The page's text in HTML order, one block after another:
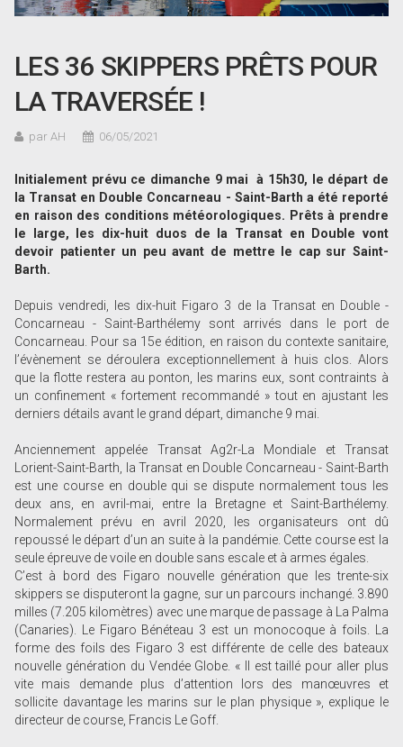
LES 36 SKIPPERS PRÊTS POUR
LA TRAVERSÉE !
par AH 06/05/2021
Initialement prévu ce dimanche 9 mai à 15h30, le départ de
la Transat en Double Concarneau - Saint-Barth a été reporté
en raison des conditions météorologiques. Prêts à prendre
le large, les dix-huit duos de la Transat en Double vont
devoir patienter un peu avant de mettre le cap sur Saint-
Barth.
Depuis vendredi, les dix-huit Figaro 3 de la Transat en Double -
Concarneau - Saint-Barthélemy sont arrivés dans le port de
Concarneau. Pour sa 15e édition, en raison du contexte sanitaire,
l’évènement se déroulera exceptionnellement à huis clos. Alors
que la flotte restera au ponton, les marins eux, sont contraints à
un confinement « fortement recommandé » tout en ajustant les
derniers détails avant le grand départ, dimanche 9 mai.
Anciennement appelée Transat Ag2r-La Mondiale et Transat
Lorient-Saint-Barth, la Transat en Double Concarneau - Saint-Barth
est une course en double qui se dispute normalement tous les
deux ans, en avril-mai, entre la Bretagne et Saint-Barthélemy.
Normalement prévu en avril 2020, les organisateurs ont dû
repoussé le départ d’un an suite à la pandémie. Cette course est la
seule épreuve de voile en double sans escale et à armes égales.
C’est à bord des Figaro nouvelle génération que les trente-six
skippers se disputeront la gagne, sur un parcours inchangé. 3.890
milles (7.205 kilomètres) avec une marque de passage à La Palma
(Canaries). Le Figaro Bénéteau 3 est un monocoque à foils. La
forme des foils des Figaro 3 est différente de celle des bateaux
nouvelle génération du Vendée Globe. « Il est taillé pour aller plus
vite mais demande plus d’attention lors des manœuvres et
sollicite davantage les marins sur le plan physique », explique le
directeur de course, Francis Le Goff.